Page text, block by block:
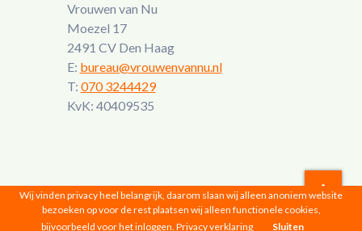
Vrouwen van Nu
Moezel 17
2491 CV Den Haag
E: bureau@vrouwenvannu.nl
T: 070 3244429
KvK: 40409535
Vrouwen van Nu © 2026 |Privacyverklaring
Wij vinden privacy heel belangrijk, daarom slaan wij alleen anoniem website
bezoeken op voor de rest plaatsen wij alleen functionele cookies,
bijvoorbeeld voor het inloggen. Privacy verklaring Sluiten